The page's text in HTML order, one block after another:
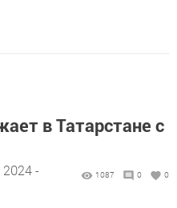
в Татарстане с
-
1087 0 0